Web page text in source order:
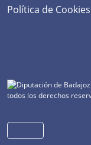
Política de Cookies
todos los derechos